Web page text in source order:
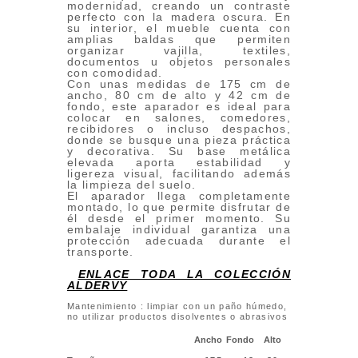
modernidad, creando un contraste
perfecto con la madera oscura. En
su interior, el mueble cuenta con
amplias baldas que permiten
organizar vajilla, textiles,
documentos u objetos personales
con comodidad.
Con unas medidas de 175 cm de
ancho, 80 cm de alto y 42 cm de
fondo, este aparador es ideal para
colocar en salones, comedores,
recibidores o incluso despachos,
donde se busque una pieza práctica
y decorativa. Su base metálica
elevada aporta estabilidad y
ligereza visual, facilitando además
la limpieza del suelo.
El aparador llega completamente
montado, lo que permite disfrutar de
él desde el primer momento. Su
embalaje individual garantiza una
protección adecuada durante el
transporte.
ENLACE TODA LA COLECCIÓN
ALDERVY
Mantenimiento : limpiar con un paño húmedo,
no utilizar productos disolventes o abrasivos
Ancho Fondo Alto